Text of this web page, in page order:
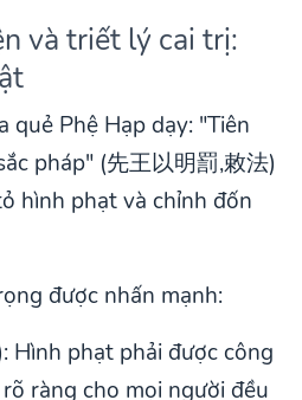
và triết lý cai trị:
quẻ Phệ Hạp dạy: "Tiên
pháp" (先王以明罰,敕法)
hình phạt và chỉnh đốn
được nhấn mạnh:
Hình phạt phải được công
ràng cho mọi người đều